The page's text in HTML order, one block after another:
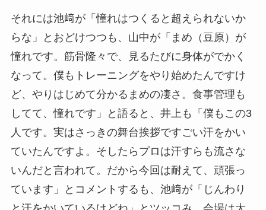
それには池﨑が「憧れはつくると超えられないか
らな」とおどけつつも、山中が「まめ（豆原）が
憧れです。筋骨隆々で、見るたびに身体がでかく
なって。僕もトレーニングをやり始めたんですけ
ど、やりはじめて分かるまめの凄さ。食事管理も
してて、憧れです」と語ると、井上も「僕もこの3
人です。実はさっきの舞台挨拶ですごい汗をかい
ていたんですよ。そしたらプロは汗すらも流さな
いんだと言われて。だから今回は耐えて、頑張っ
ています」とコメントするも、池﨑が「じんわり